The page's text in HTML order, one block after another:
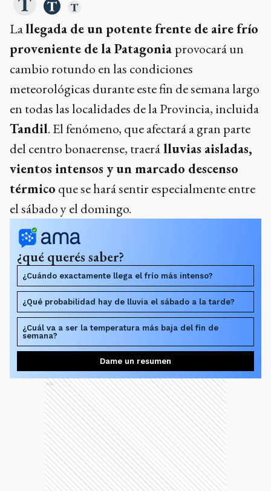
Lallegada de un potente frente de aire frío
proveniente de la Patagonia provocará un
cambio rotundo en las condiciones
meteorológicas durante este fin de semana largo
en todas las localidades de la Provincia, incluida
Tandil. El fenómeno, que afectará a gran parte
del centro bonaerense, traerálluvias aisladas,
vientos intensos y un marcado descenso
térmico que se hará sentir especialmente entre
el sábado y el domingo.
¿qué querés saber?
¿Cuándo exactamente llega el frío más intenso?
¿Qué probabilidad hay de lluvia el sábado a la tarde?
¿Cuál va a ser la temperatura más baja del fin de
semana?
Dame un resumen
Ads